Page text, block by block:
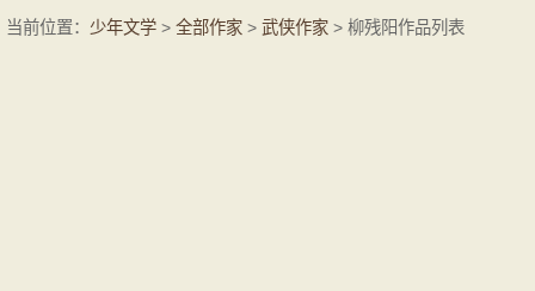
当前位置： 少年文学 > 全部作家 > 武侠作家 > 柳残阳作品列表